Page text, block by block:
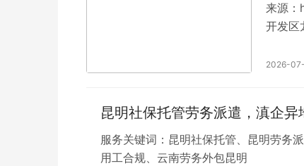
来源：
开发区
2026-
昆明社保托管劳务派遣，滇企
服务关键词：昆明社保托管、昆明劳务
用工合规、云南劳务外包昆明